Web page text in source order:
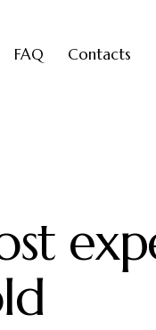
FAQ Contacts